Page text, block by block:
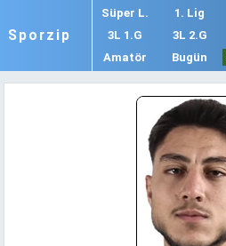
Sporzip
Süper L. 1. Lig
3L 1.G
3L 2.G
Amatör
Bugün